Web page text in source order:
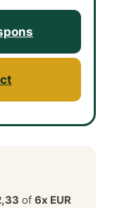
of 6x EUR